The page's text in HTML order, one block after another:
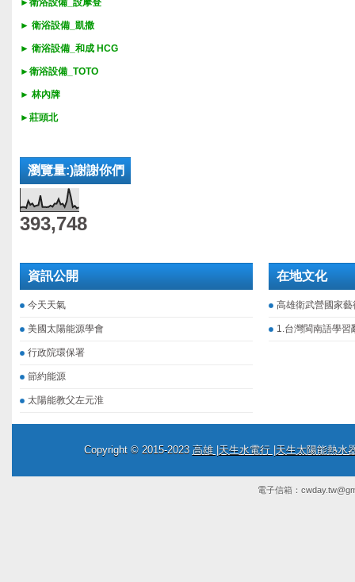
►衛浴設備_設摩登
► 衛浴設備_ 凱撒
► 衛浴設備_ 和成 HCG
►衛浴設備_ TOTO
► 林內牌
►莊頭北
瀏覽量:)謝謝你們
393,748
資訊公開
今天天氣
美國太陽能源學會
行政院環保署
節約能源
太陽能教父左元淮
在地文化
高雄衛武營國家藝
1.台灣閩南語學習
Copyright © 2015-2023 高雄 |天生水電行 |天生太陽能熱水
電子信箱：